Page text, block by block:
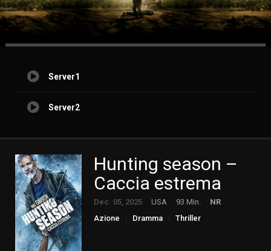
Server1
Server2
Hunting season –
Caccia estrema
Dec. 05, 2025 USA 93 Min.
NR
Azione
Dramma Thriller